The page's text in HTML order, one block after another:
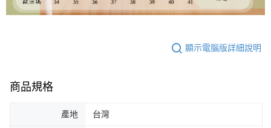
顯示電腦版詳細說明
商品規格
產地 台灣